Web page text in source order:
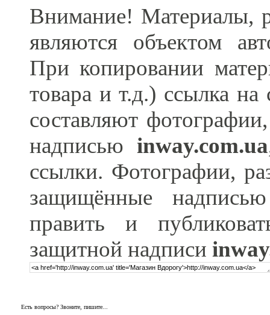
Внимание! Материалы,
являются объектом
При копировании
товара и т.д.) ссылка на
составляют
надписью inway.com.ua
ссылки. Фотографии,
защищённые
править и
защитной надписи
Есть вопросы? Звоните, пишите...